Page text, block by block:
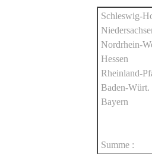
Schleswig-
Nordrhein-
Hessen
Rheinland-
Baden-Würt.
Bayern
Summe :